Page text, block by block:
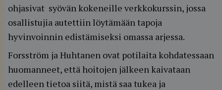
ohjasivat syövän kokeneille verkkokurssin, jossa
osallistujia autettiin löytämään tapoja
hyvinvoinnin edistämiseksi omassa arjessa.
Forsström ja Huhtanen ovat potilaita kohdatessaan
huomanneet, että hoitojen jälkeen kaivataan
edelleen tietoa siitä, mistä saa tukea ja